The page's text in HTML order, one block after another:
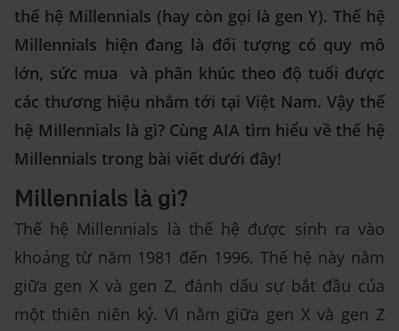
thế hệ Millennials (hay còn gọi là gen Y). Thế hệ
Millennials hiện đang là đối tượng có quy mô
lớn, sức mua và phân khúc theo độ tuổi được
các thương hiệu nhắm tới tại Việt Nam. Vậy thế
hệ Millennials là gì? Cùng AIA tìm hiểu về thế hệ
Millennials trong bài viết dưới đây!
Millennials là gì?
Thế hệ Millennials là thế hệ được sinh ra vào
khoảng từ năm 1981 đến 1996. Thế hệ này nằm
giữa gen X và gen Z, đánh dấu sự bắt đầu của
một thiên niên kỷ. Vì nằm giữa gen X và gen Z